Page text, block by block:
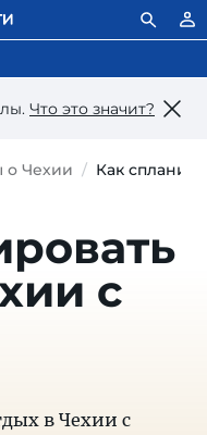
Что это значит?
о Чехии Как
с
в Чехии с